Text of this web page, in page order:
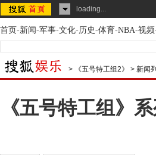
loading...
首页-新闻-军事-文化-历史-体育-NBA-视频
> 《五号特工组2》 > 新闻
《五号特工组》